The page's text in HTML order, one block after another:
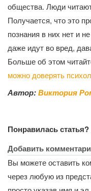
общества. Люди
Получается, что это
познания в них нет и
даже идут во вред,
Больше об этом
можно доверять
Автор:Виктория
Понравилась
Добавить
Вы можете оставить
через любую из